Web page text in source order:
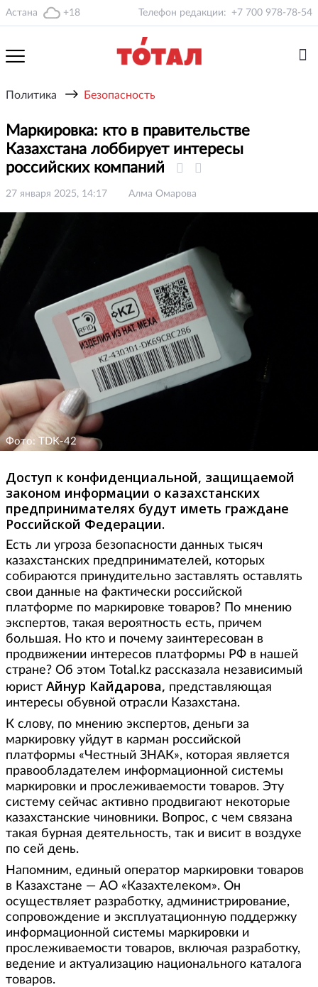
Астана +18 Телефон редакции: +7 700 978-78-54
Политика → Безопасность
Маркировка: кто в правительстве
Казахстана лоббирует интересы
российских компаний
27 января 2025, 14:17 Алма Омарова
Фото: TDK-42
Доступ к конфиденциальной, защищаемой
законом информации о казахстанских
предпринимателях будут иметь граждане
Российской Федерации.
Есть ли угроза безопасности данных тысяч
казахстанских предпринимателей, которых
собираются принудительно заставлять оставлять
свои данные на фактически российской
платформе по маркировке товаров? По мнению
экспертов, такая вероятность есть, причем
большая. Но кто и почему заинтересован в
продвижении интересов платформы РФ в нашей
стране? Об этом Total.kz рассказала независимый
юрист Айнур Кайдарова, представляющая
интересы обувной отрасли Казахстана.
К слову, по мнению экспертов, деньги за
маркировку уйдут в карман российской
платформы «Честный ЗНАК», которая является
правообладателем информационной системы
маркировки и прослеживаемости товаров. Эту
систему сейчас активно продвигают некоторые
казахстанские чиновники. Вопрос, с чем связана
такая бурная деятельность, так и висит в воздухе
по сей день.
Напомним, единый оператор маркировки товаров
в Казахстане — АО «Казахтелеком». Он
осуществляет разработку, администрирование,
сопровождение и эксплуатационную поддержку
информационной системы маркировки и
прослеживаемости товаров, включая разработку,
ведение и актуализацию национального каталога
товаров.